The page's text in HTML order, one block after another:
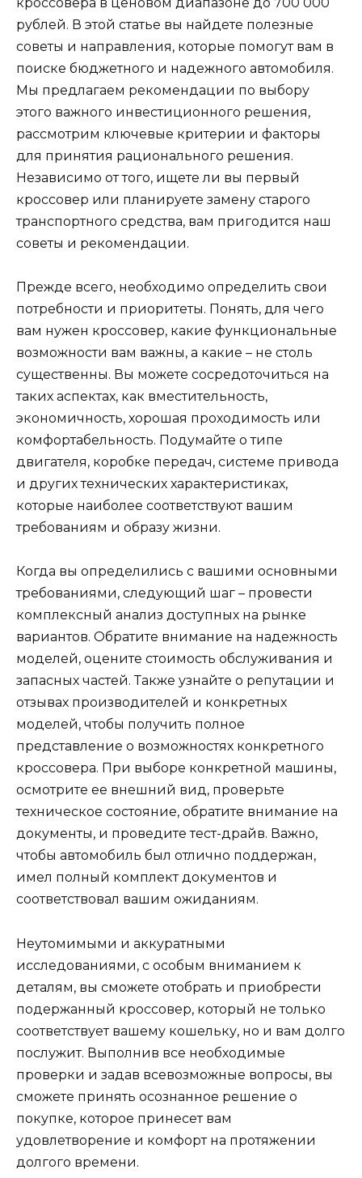
рублей. В этой статье вы найдете полезные
советы и направления, которые помогут вам в
поиске бюджетного и надежного автомобиля.
Мы предлагаем рекомендации по выбору
этого важного инвестиционного решения,
рассмотрим ключевые критерии и факторы
для принятия рационального решения.
Независимо от того, ищете ли вы первый
кроссовер или планируете замену старого
транспортного средства, вам пригодится наш
советы и рекомендации.
Прежде всего, необходимо определить свои
потребности и приоритеты. Понять, для чего
вам нужен кроссовер, какие функциональные
возможности вам важны, а какие – не столь
существенны. Вы можете сосредоточиться на
таких аспектах, как вместительность,
экономичность, хорошая проходимость или
комфортабельность. Подумайте о типе
двигателя, коробке передач, системе привода
и других технических характеристиках,
которые наиболее соответствуют вашим
требованиям и образу жизни.
Когда вы определились с вашими основными
требованиями, следующий шаг – провести
комплексный анализ доступных на рынке
вариантов. Обратите внимание на надежность
моделей, оцените стоимость обслуживания и
запасных частей. Также узнайте о репутации и
отзывах производителей и конкретных
моделей, чтобы получить полное
представление о возможностях конкретного
кроссовера. При выборе конкретной машины,
осмотрите ее внешний вид, проверьте
техническое состояние, обратите внимание на
документы, и проведите тест-драйв. Важно,
чтобы автомобиль был отлично поддержан,
имел полный комплект документов и
соответствовал вашим ожиданиям.
Неутомимыми и аккуратными
исследованиями, с особым вниманием к
деталям, вы сможете отобрать и приобрести
подержанный кроссовер, который не только
соответствует вашему кошельку, но и вам долго
послужит. Выполнив все необходимые
проверки и задав всевозможные вопросы, вы
сможете принять осознанное решение о
покупке, которое принесет вам
удовлетворение и комфорт на протяжении
долгого времени.